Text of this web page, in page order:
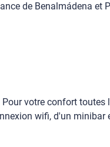
de Benalmádena
votre confort
wifi, d'un